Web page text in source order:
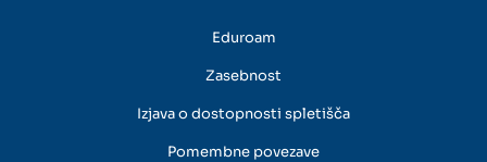
Eduroam
Zasebnost
Izjava o dostopnosti spletišča
Pomembne povezave